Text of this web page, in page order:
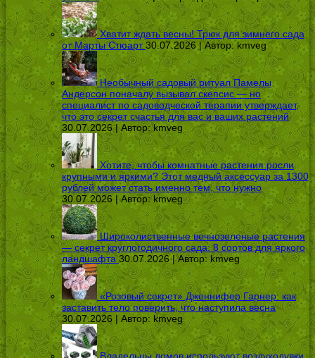
Хватит ждать весны! Трюк для зимнего сада
от Марты Стюарт 30.07.2026 | Автор:kmveg
Необычный садовый ритуал Памелы
Андерсон поначалу вызывал скепсис — но
специалист по садоводческой терапии утверждает,
что это секрет счастья для вас и ваших растений
30.07.2026 | Автор:kmveg
Хотите, чтобы комнатные растения росли
крупными и яркими? Этот медный аксессуар за 1300
рублей может стать именно тем, что нужно
30.07.2026 | Автор:kmveg
Широколиственные вечнозеленые растения
— секрет круглогодичного сада: 8 сортов для яркого
ландшафта 30.07.2026 | Автор:kmveg
«Розовый секрет» Дженнифер Гарнер: как
заставить тело поверить, что наступила весна
30.07.2026 | Автор: kmveg